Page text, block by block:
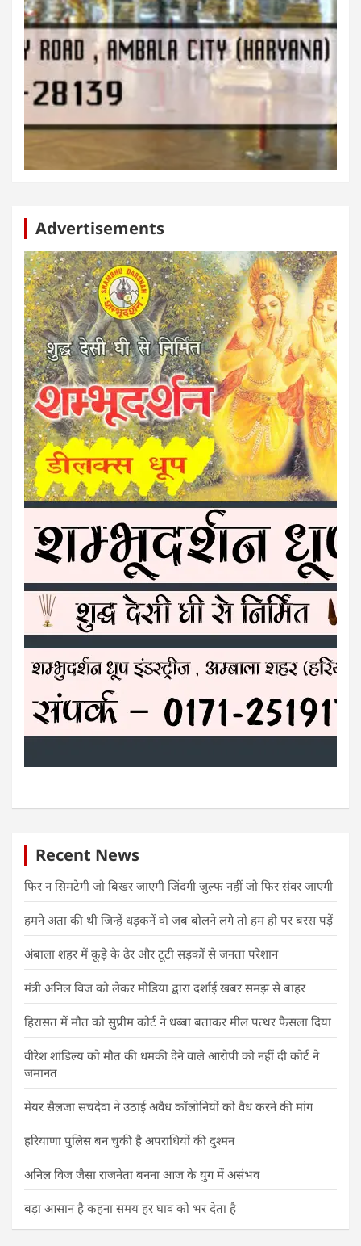
Advertisements
Recent News
फिर न सिमटेगी जो बिखर जाएगी जिंदगी जुल्फ नहीं जो फिर संवर जाएगी
हमने अता की थी जिन्हें धड़कनें वो जब बोलने लगे तो हम ही पर बरस पड़ें
अंबाला शहर में कूड़े के ढेर और टूटी सड़कों से जनता परेशान
मंत्री अनिल विज को लेकर मीडिया द्वारा दर्शाई खबर समझ से बाहर
हिरासत में मौत को सुप्रीम कोर्ट ने धब्बा बताकर मील पत्थर फैसला दिया
वीरेश शांडिल्य को मौत की धमकी देने वाले आरोपी को नहीं दी कोर्ट ने
जमानत
मेयर सैलजा सचदेवा ने उठाई अवैध कॉलोनियों को वैध करने की मांग
हरियाणा पुलिस बन चुकी है अपराधियों की दुश्मन
अनिल विज जैसा राजनेता बनना आज के युग में असंभव
बड़ा आसान है कहना समय हर घाव को भर देता है